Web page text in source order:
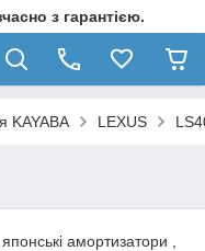
з гарантією.
KAYABA LEXUS
амортизатори ,